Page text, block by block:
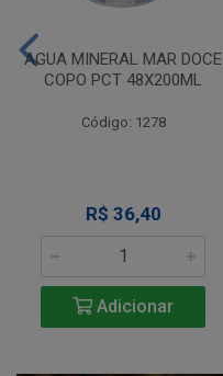
AGUA MINERAL MAR DOCE
COPO PCT 48X200ML
Código: 1278
R$ 36,40
Adicionar